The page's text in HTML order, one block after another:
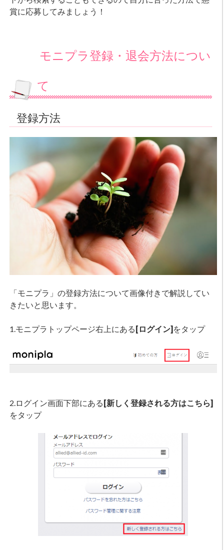
賞に応募してみましょう！
モニプラ登録・退会方法につい
て
登録方法
「モニプラ」の登録方法について画像付きで解説してい
きたいと思います。
1.モニプラトップページ右上にある [ログイン] をタップ
2.ログイン画面下部にある[新しく登録される方はこちら]
をタップ